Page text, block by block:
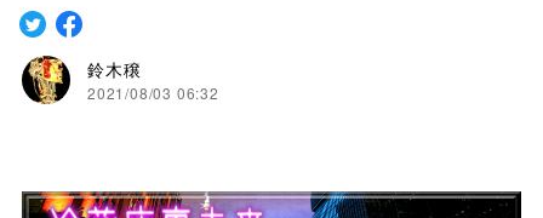
鈴木穣
2021/08/03 06:32